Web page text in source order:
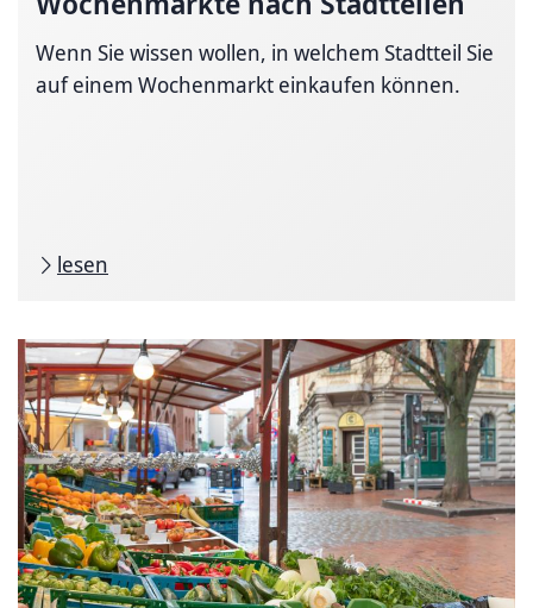
Wenn Sie wissen wollen, in welchem Stadtteil Sie
auf einem Wochenmarkt einkaufen können.
lesen